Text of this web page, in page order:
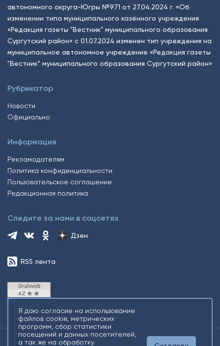
автономного округа-Югры №971 от 27.04.2024 г. «Об
изменении типа муниципального казённого учреждения
«Редакция газеты "Вестник" муниципального образования
Сургутский район» с 01.07.2024 изменен тип учреждения на
муниципальное автономное учреждение «Редакция газеты
"Вестник" муниципального образования Сургутский район»
Рубрикатор
Новости
Официально
Информация
Рекламодателям
Политика конфиденциальности
Пользовательское соглашение
Редакционная политика
Следите за нами в соцсетях
Дзен
RSS лента
Я даю согласие на использование
файлов cookie, метрических
программ, сбор статистики
посещений и данных посетителей,
а так же на обработку